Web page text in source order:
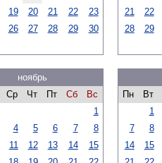
19 20 21 22
23
26 27 28 29
30
21
22
28
29
ноябрь
Ср Чт Пт Сб
Вс
1
4 5 6 7
8
11 12 13 14
15
Пн
Вт
1
7
8
14
15